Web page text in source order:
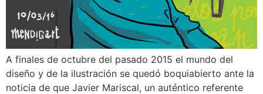
A finales de octubre del pasado 2015 el mundo del
diseño y de la ilustración se quedó boquiabierto ante la
noticia de que Javier Mariscal, un auténtico referente